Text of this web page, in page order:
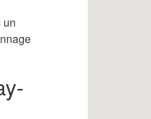
un